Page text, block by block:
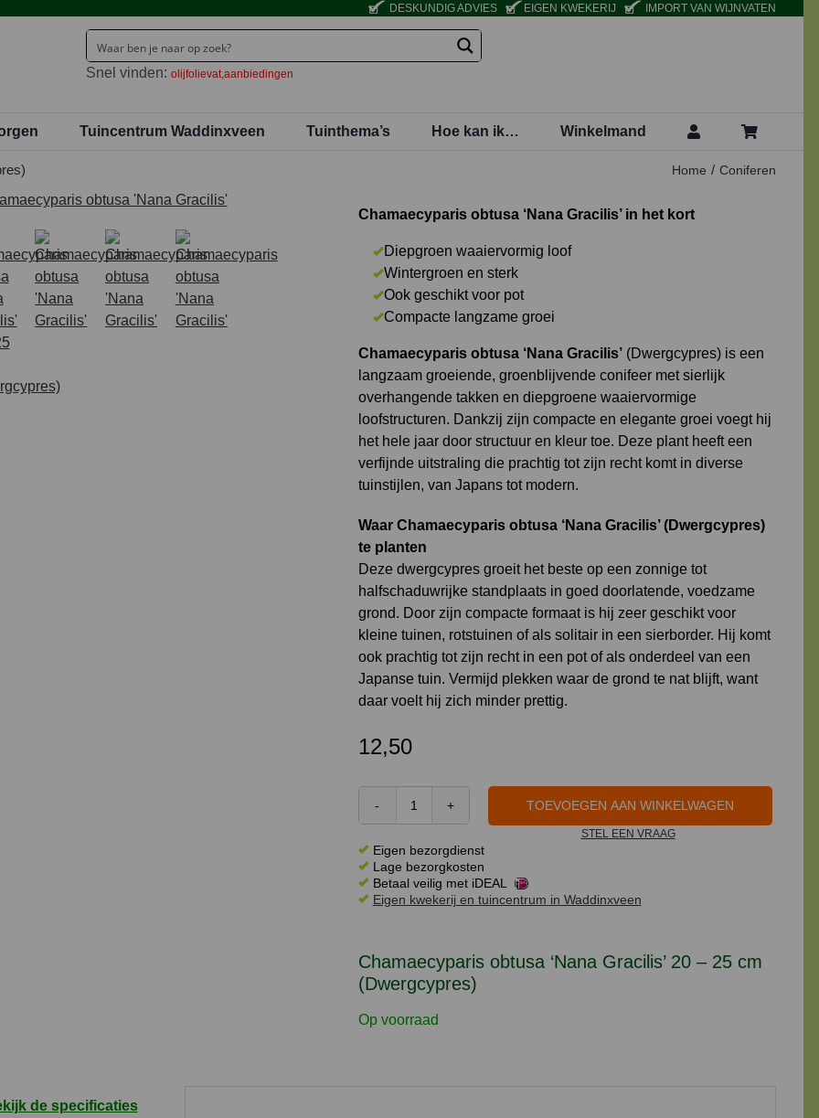
DESKUNDIG ADVIES EIGEN KWEKERIJ IMPORT VAN WIJNVATEN
Snel vinden: olijfolievat aanbiedingen
Tuincentrum Waddinxveen Tuinthema’s Hoe kan ik… Winkelmand
Home Coniferen
Chamaecyparis obtusa ‘Nana Gracilis’ 20 – 25 cm
(Dwergcypres)
Chamaecyparis obtusa ‘Nana Gracilis’ in het kort
Diepgroen waaiervormig loof
Wintergroen en sterk
Ook geschikt voor pot
Compacte langzame groei
Chamaecyparis obtusa ‘Nana Gracilis’(Dwergcypres) is een
langzaam groeiende, groenblijvende conifeer met sierlijk
overhangende takken en diepgroene waaiervormige
loofstructuren. Dankzij zijn compacte en elegante groei voegt hij
het hele jaar door structuur en kleur toe. Deze plant heeft een
verfijnde uitstraling die prachtig tot zijn recht komt in diverse
tuinstijlen, van Japans tot modern.
Waar Chamaecyparis obtusa ‘Nana Gracilis’ (Dwergcypres)
te planten
Deze dwergcypres groeit het beste op een zonnige tot
halfschaduwrijke standplaats in goed doorlatende, voedzame
grond. Door zijn compacte formaat is hij zeer geschikt voor
kleine tuinen, rotstuinen of als solitair in een sierborder. Hij komt
ook prachtig tot zijn recht in een pot of als onderdeel van een
Japanse tuin. Vermijd plekken waar de grond te nat blijft, want
daar voelt hij zich minder prettig.
12,50
Op voorraad
Chamaecyparis
'Nana
Gracilis'
20
cm
(Dwergcypres)
aantal
TOEVOEGEN AAN WINKELWAGEN
STEL EEN VRAAG
Eigen bezorgdienst
Lage bezorgkosten
Betaal veilig met iDEAL
Eigen kwekerij en tuincentrum in Waddinxveen
de specificaties